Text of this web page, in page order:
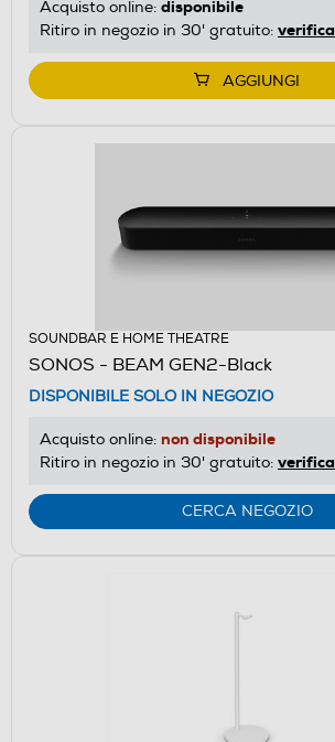
Acquisto online: disponibile
Ritiro in negozio in 30' gratuito: verifica
AGGIUNGI
SOUNDBAR E HOME THEATRE
SONOS - BEAM GEN2-Black
DISPONIBILE SOLO IN NEGOZIO
Acquisto online: non disponibile
Ritiro in negozio in 30' gratuito: verifica
CERCA NEGOZIO